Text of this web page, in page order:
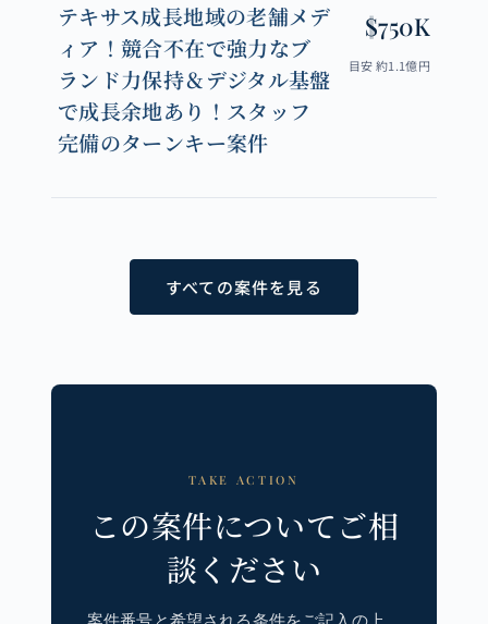
テキサス成長地域の老舗メデ
ィア！競合不在で強力なブ
ランド力保持＆デジタル基盤
で成長余地あり！スタッフ
完備のターンキー案件
$750K
目安 約1.1億円
すべての案件を見る
TAKE ACTION
この案件についてご相
談ください